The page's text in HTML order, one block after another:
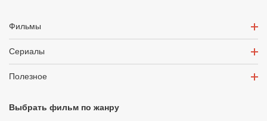
Фильмы
Сериалы
Полезное
Выбрать фильм по жанру